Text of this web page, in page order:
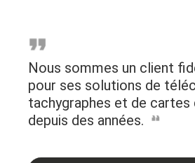
Nous sommes un client
pour ses solutions de
tachygraphes et de cartes
depuis des années.